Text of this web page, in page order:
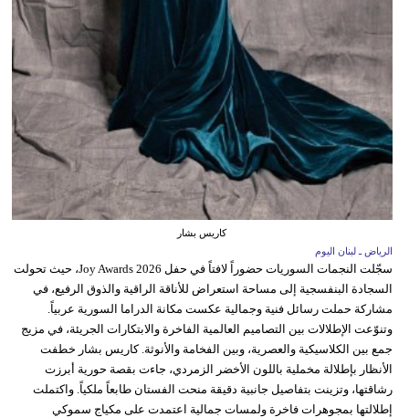
كاريس بشار
الرياض ـ لبنان اليوم
سجّلت النجمات السوريات حضوراً لافتاً في حفل Joy Awards 2026، حيث تحولت
السجادة البنفسجية إلى مساحة استعراض للأناقة الراقية والذوق الرفيع، في
مشاركة حملت رسائل فنية وجمالية عكست مكانة الدراما السورية عربياً.
وتنوّعت الإطلالات بين التصاميم العالمية الفاخرة والابتكارات الجريئة، في مزيج
جمع بين الكلاسيكية والعصرية، وبين الفخامة والأنوثة. كاريس بشار خطفت
الأنظار بإطلالة مخملية باللون الأخضر الزمردي، جاءت بقصة حورية أبرزت
رشاقتها، وتزينت بتفاصيل جانبية دقيقة منحت الفستان طابعاً ملكياً. واكتملت
إطلالتها بمجوهرات فاخرة ولمسات جمالية اعتمدت على مكياج سموكي